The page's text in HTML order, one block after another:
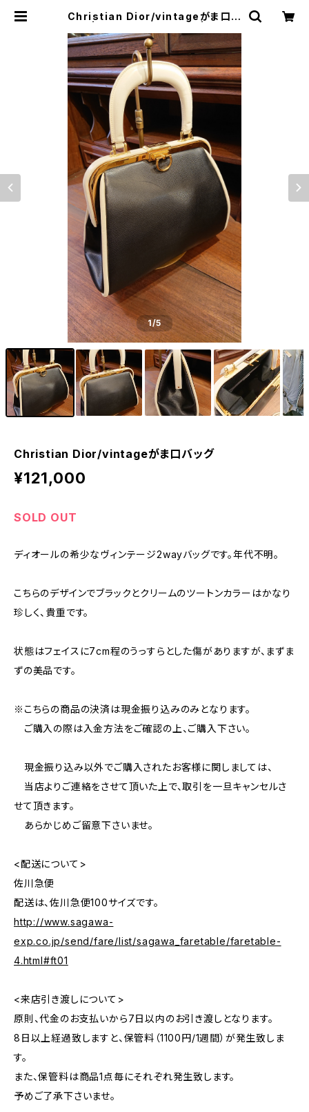
Christian Dior/vintageがま口バ
神楽坂のリサイクルショップ・古着
1/5
Christian Dior/vintageがま口バッグ
¥121,000
SOLD OUT
ディオールの希少なヴィンテージ2wayバッグです。年代不明。
こちらのデザインでブラックとクリームのツートンカラーはかなり
珍しく、貴重です。
状態はフェイスに7cm程のうっすらとした傷がありますが、まずま
ずの美品です。
※こちらの商品の決済は現金振り込みのみとなります。
ご購入の際は入金方法をご確認の上、ご購入下さい。
現金振り込み以外でご購入されたお客様に関しましては、
当店よりご連絡をさせて頂いた上で、取引を一旦キャンセルさ
せて頂きます。
あらかじめご留意下さいませ。
<配送について>
佐川急便
配送は、佐川急便100サイズです。
http://www.sagawa-
exp.co.jp/send/fare/list/sagawa_faretable/faretable-
4.html#ft01
<来店引き渡しについて>
原則、代金のお支払いから7日以内のお引き渡しとなります。
8日以上経過致しますと、保管料（1100円/1週間）が発生致しま
す。
また、保管料は商品1点毎にそれぞれ発生致します。
予めご了承下さいませ。